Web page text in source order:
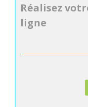
Réalisez
ligne